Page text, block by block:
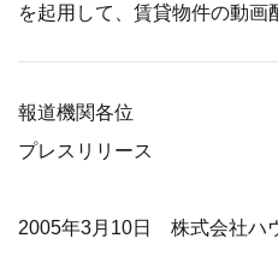
を起用して、賃貸物件の動画
報道機関各位
プレスリリース
2005年3月10日 株式会社ハ